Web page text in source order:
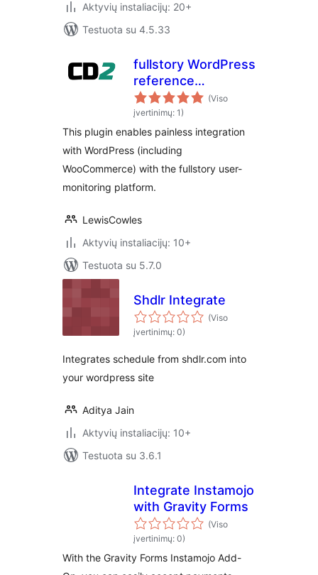
Aktyvių instaliacijų: 20+
Testuota su 4.5.33
fullstory WordPress
reference
integration
(Viso
įvertinimų: 1)
This plugin enables painless integration
with WordPress (including
WooCommerce) with the fullstory user-
monitoring platform.
LewisCowles
Aktyvių instaliacijų: 10+
Testuota su 5.7.0
Shdlr Integrate
(Viso
įvertinimų: 0)
Integrates schedule from shdlr.com into
your wordpress site
Aditya Jain
Aktyvių instaliacijų: 10+
Testuota su 3.6.1
Integrate Instamojo
with Gravity Forms
(Viso
įvertinimų: 0)
With the Gravity Forms Instamojo Add-